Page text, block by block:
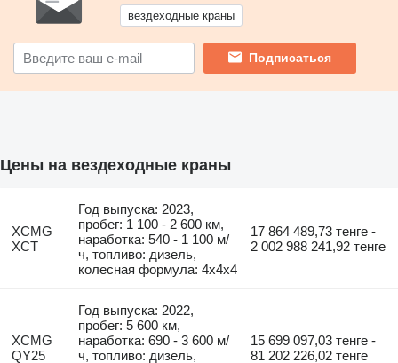
вездеходные краны
Подписаться
Цены на вездеходные краны
XCMG
XCT
Год выпуска: 2023,
пробег: 1 100 - 2 600 км,
наработка: 540 - 1 100 м/
ч, топливо: дизель,
колесная формула: 4x4x4
17 864 489,73 тенге -
2 002 988 241,92 тенге
XCMG
QY25
Год выпуска: 2022,
пробег: 5 600 км,
наработка: 690 - 3 600 м/
ч, топливо: дизель,
15 699 097,03 тенге -
81 202 226,02 тенге